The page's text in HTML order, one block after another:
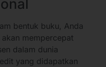
bentuk buku, Anda
mempercepat
dalam dunia
yang didapatkan